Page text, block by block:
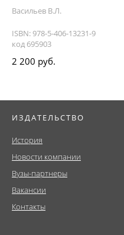
Васильев В.Л.
ISBN: 978-5-406-13231-9
код 695903
2 200 руб.
ИЗДАТЕЛЬСТВО
История
Новости компании
Вузы-партнеры
Вакансии
Контакты